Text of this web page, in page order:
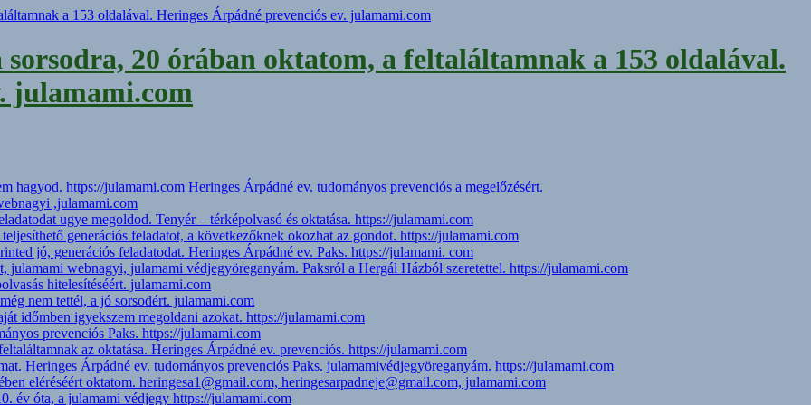
20 órában oktatom, a feltaláltamnak a 153 oldalával.
julamami.com
hagyod. https://julamami.com Heringes Árpádné ev. tudományos prevenciós a megelőzésért.
,julamami.com
ugye megoldod. Tenyér – térképolvasó és oktatása. https://julamami.com
generációs feladatot, a következőknek okozhat az gondot. https://julamami.com
jó, generációs feladatodat. Heringes Árpádné ev. Paks. https://julamami. com
julamami webnagyi, julamami védjegyöreganyám. Paksról a Hergál Házból szeretettel. https://julamami.com
hitelesítéséért. julamami.com
nem tettél, a jó sorsodért. julamami.com
időmben igyekszem megoldani azokat. https://julamami.com
prevenciós Paks. https://julamami.com
az oktatása. Heringes Árpádné ev. prevenciós. https://julamami.com
Heringes Árpádné ev. tudományos prevenciós Paks. julamamivédjegyöreganyám. https://julamami.com
eléréséért oktatom. heringesa1@gmail.com, heringesarpadneje@gmail.com, julamami.com
év óta, a julamami védjegy https://julamami.com